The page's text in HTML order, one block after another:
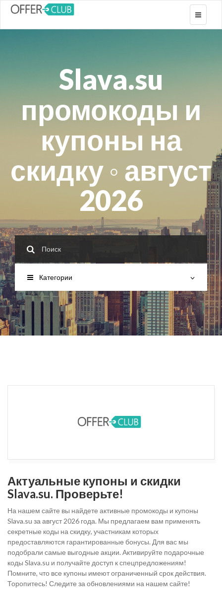
Toggle
Slava.su
промокоды и
купоны на
скидку ◦ август
2026
Категории
Актуальные купоны и скидки
Slava.su. Проверьте!
На нашем сайте вы найдете активные промокоды и купоны
Slava.su за август 2026 года. Мы предлагаем вам применять
секретные коды на скидку, участникам которых
предоставляются гарантированные бонусы. Для вас мы
подобрали самые выгодные акции. Активируйте подарочные
коды Slava.su и получайте доступ к спецпредложениям!
Помните, что все купоны имеют ограниченный срок действия.
Торопитесь! Следите за обновлениями на нашем сайте!